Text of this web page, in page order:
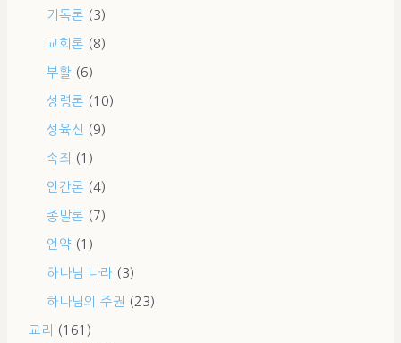
기독론 (3)
교회론 (8)
부활 (6)
성령론 (10)
성육신 (9)
속죄 (1)
인간론 (4)
종말론 (7)
언약 (1)
하나님 나라 (3)
하나님의 주권 (23)
교리
(161)